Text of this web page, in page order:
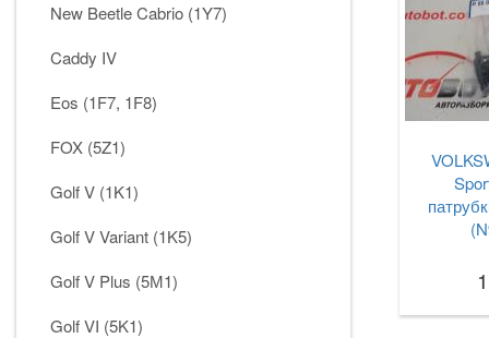
New Beetle Cabrio (1Y7)
Caddy IV
Eos (1F7, 1F8)
FOX (5Z1)
Golf V (1K1)
Golf V Variant (1K5)
Golf V Plus (5М1)
Golf VI (5K1)